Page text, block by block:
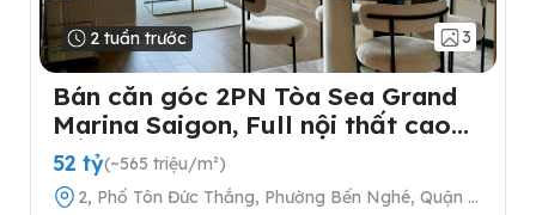
2 tuần trước 3
Bán căn góc 2PN Tòa Sea Grand
Marina Saigon, Full nội thất cao
cấp
52 tỷ(~565 triệu/m²)
2, Phố Tôn Đức Thắng, Phường Bến Nghé, Quận 1,